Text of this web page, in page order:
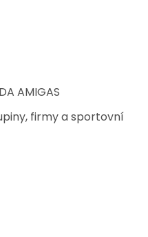
AMIGAS
firmy a sportovní